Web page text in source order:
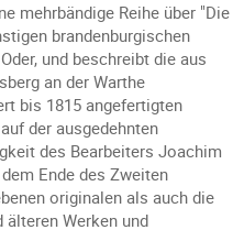
mehrbändige Reihe über "Die
brandenburgischen
und beschreibt die aus
an der Warthe
bis 1815 angefertigten
der ausgedehnten
des Bearbeiters Joachim
Ende des Zweiten
originalen als auch die
Werken und